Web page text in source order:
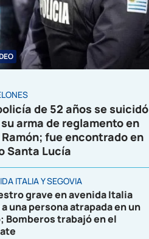
de 52 años se suicidó
arma de reglamento en
Ramón; fue encontrado en
Santa Lucía
ITALIA Y SEGOVIA
grave en avenida Italia
una persona atrapada en un
Bomberos trabajó en el